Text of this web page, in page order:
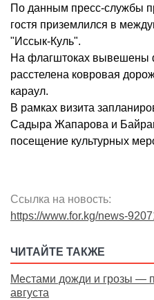
По данным пресс-службы
гостя приземлился в
"Иссык-Куль".
На флагштоках вывешены
расстелена ковровая
караул.
В рамках визита
Садыра Жапарова и
посещение культурных
Ссылка на новость:
https://www.for.kg/news-
ЧИТАЙТЕ ТАКЖЕ
Местами дожди и грозы —
августа